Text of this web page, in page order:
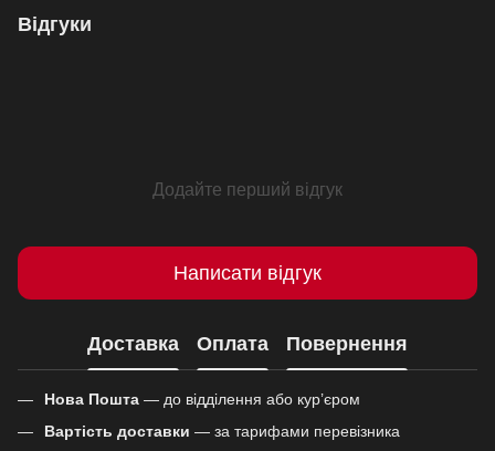
Відгуки
Додайте перший відгук
Написати відгук
Доставка Оплата Повернення
Нова Пошта — до відділення або кур’єром
Вартість доставки — за тарифами перевізника